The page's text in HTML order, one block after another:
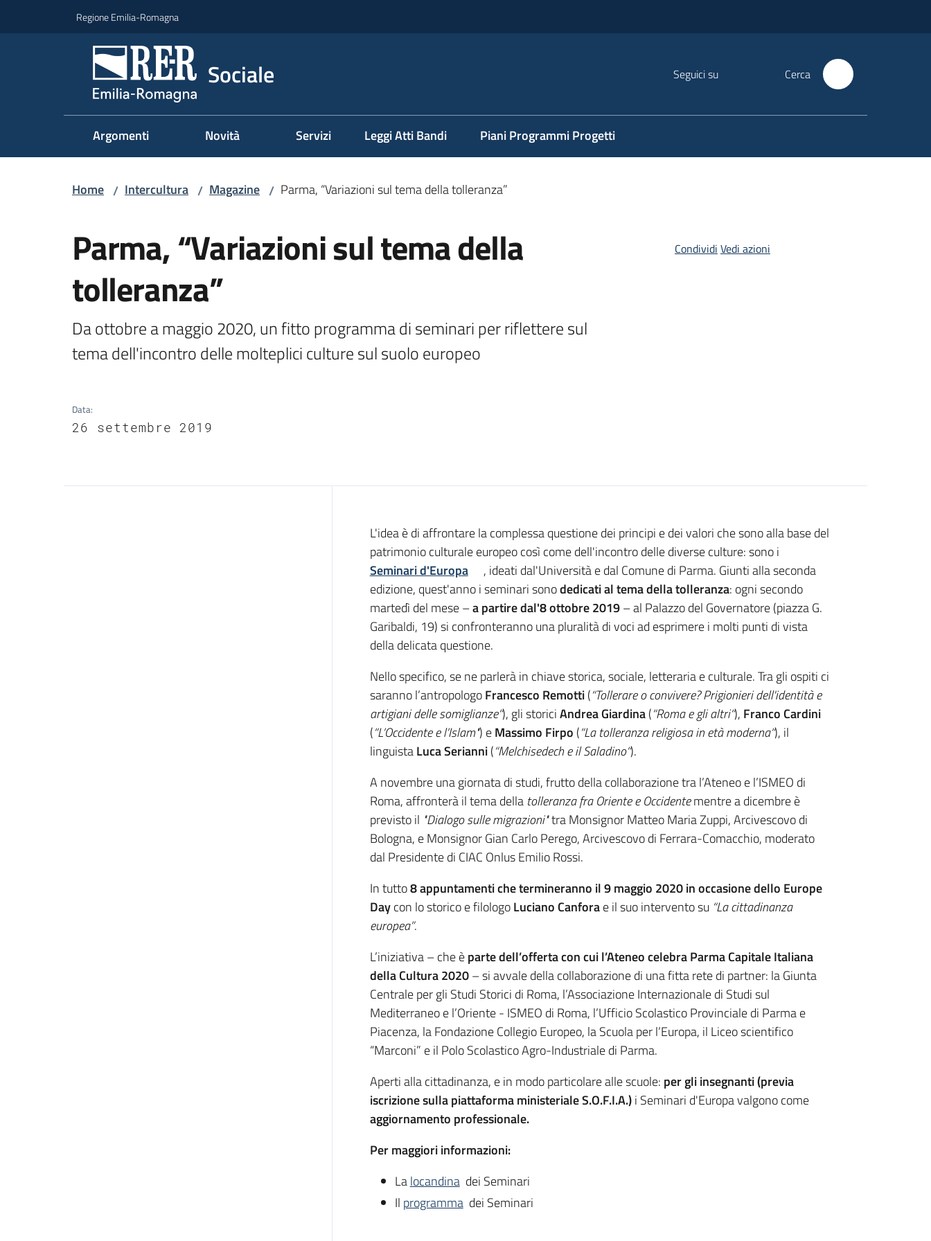
Regione Emilia-Romagna
Sociale Seguici su Cerca
Argomenti Novità Servizi Leggi Atti Bandi Piani Programmi Progetti
Home / Intercultura / Magazine / Parma, “Variazioni sul tema della tolleranza”
Parma, “Variazioni sul tema della
tolleranza”
Da ottobre a maggio 2020, un fitto programma di seminari per riflettere sul
tema dell'incontro delle molteplici culture sul suolo europeo
Data:
26 settembre 2019
Condividi Vedi azioni
Introduzione
L'idea è di affrontare la complessa questione dei principi e dei valori che sono alla base del
patrimonio culturale europeo così come dell'incontro delle diverse culture: sono i
Seminari d'Europa
, ideati dal'Università e dal Comune di Parma. Giunti alla seconda
edizione, quest'anno i seminari sonodedicati al tema della tolleranza: ogni secondo
martedì del mese –a partire dal'8 ottobre 2019– al Palazzo del Governatore (piazza G.
Garibaldi, 19) si confronteranno una pluralità di voci ad esprimere i molti punti di vista
della delicata questione.
Nello specifico, se ne parlerà in chiave storica, sociale, letteraria e culturale. Tra gli ospiti ci
saranno l’antropologoFrancesco Remotti(“Tollerare o convivere? Prigionieri dell'identità e
artigiani delle somiglianze“), gli storiciAndrea Giardina(“Roma e gli altri“), Franco Cardini
(“L’Occidente e l’Islam") eMassimo Firpo (“La tolleranza religiosa in età moderna“), il
linguistaLuca Serianni(“Melchisedech e il Saladino“).
A novembre una giornata di studi, frutto della collaborazione tra l’Ateneo e l’ISMEO di
Roma, affronterà il tema della tolleranza fra Oriente e Occidentementre a dicembre è
previsto il "Dialogo sulle migrazioni"tra Monsignor Matteo Maria Zuppi, Arcivescovo di
Bologna, e Monsignor Gian Carlo Perego, Arcivescovo di Ferrara-Comacchio, moderato
dal Presidente di CIAC Onlus Emilio Rossi.
In tutto8 appuntamenti che termineranno il 9 maggio 2020 in occasione dello Europe
Daycon lo storico e filologoLuciano Canforae il suo intervento su “La cittadinanza
europea”.
L’iniziativa – che èparte dell’offerta con cui l’Ateneo celebra Parma Capitale Italiana
della Cultura 2020– si avvale della collaborazione di una fitta rete di partner: la Giunta
Centrale per gli Studi Storici di Roma, l’Associazione Internazionale di Studi sul
Mediterraneo e l’Oriente - ISMEO di Roma, l’Ufficio Scolastico Provinciale di Parma e
Piacenza, la Fondazione Collegio Europeo, la Scuola per l’Europa, il Liceo scientifico
“Marconi” e il Polo Scolastico Agro-Industriale di Parma.
Aperti alla cittadinanza, e in modo particolare alle scuole: per gli insegnanti (previa
iscrizione sulla piattaforma ministeriale S.O.F.I.A.)i Seminari d'Europa valgono come
aggiornamento professionale.
Per maggiori informazioni:
Lalocandina dei Seminari
Il programma dei Seminari